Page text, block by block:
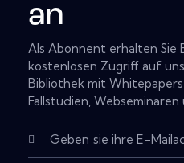
an
Als Abonnent erhalten Sie
kostenlosen Zugriff auf
Bibliothek mit
Fallstudien,